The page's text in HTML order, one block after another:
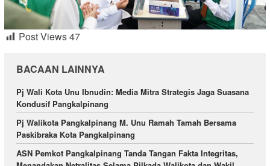
Post Views47
BACAAN LAINNYA
Pj Wali Kota Unu Ibnudin: Media Mitra Strategis Jaga Suasana
Kondusif Pangkalpinang
Pj Walikota Pangkalpinang M. Unu Ramah Tamah Bersama
Paskibraka Kota Pangkalpinang
ASN Pemkot Pangkalpinang Tanda Tangan Fakta Integritas,